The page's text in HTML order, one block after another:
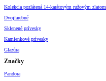
Kolekcia pozlátená 14-karátovým ružovým zlatom
Dvojfarebné
Sklenené prívesky
Kamienkové prívesky
Glazúra
Značky
Pandora